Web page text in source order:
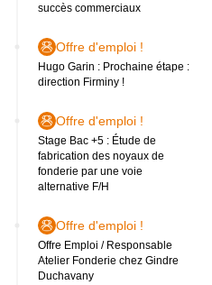
succès commerciaux
Offre d'emploi !
Hugo Garin : Prochaine étape :
direction Firminy !
Offre d'emploi !
Stage Bac +5 : Étude de
fabrication des noyaux de
fonderie par une voie
alternative F/H
Offre d'emploi !
Offre Emploi / Responsable
Atelier Fonderie chez Gindre
Duchavany